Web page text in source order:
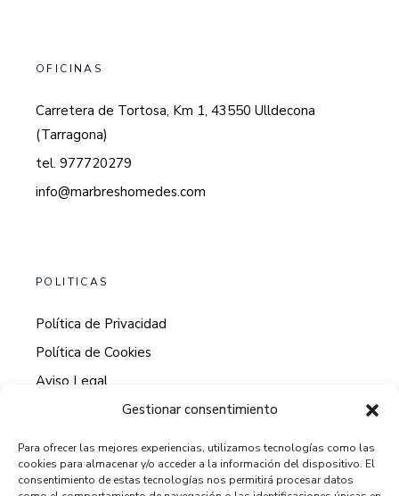
Gestionar consentimiento
Para ofrecer las mejores experiencias, utilizamos tecnologías como las
cookies para almacenar y/o acceder a la información del dispositivo. El
consentimiento de estas tecnologías nos permitirá procesar datos
OFICINAS
Carretera de Tortosa, Km 1, 43550 Ulldecona
(Tarragona)
tel. 977720279
info@marbreshomedes.com
POLITICAS
Política de Privacidad
Política de Cookies
Aviso Legal
HORARIO DE ATENCION AL CLIENTE